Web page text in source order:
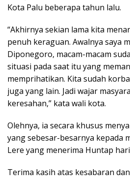
Kota Palu beberapa tahun lalu.
“Akhirnya sekian lama kita
penuh keraguan. Awalnya saya
Diponegoro, macam-macam
situasi pada saat itu yang
memprihatikan. Kita sudah
juga yang lain. Jadi wajar
keresahan,” kata wali kota.
Olehnya, ia secara khusus
yang sebesar-besarnya kepada
Lere yang menerima Huntap
Terima kasih atas kesabaran